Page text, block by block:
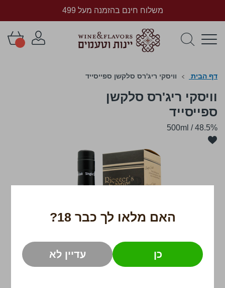
האם מלאו לך כבר 18?
כן עדיין לא
משלוח חינם בהזמנה מעל 499
דף הבית וויסקי ריג'רס סלקשן ספייסייד
וויסקי ריג'רס סלקשן
ספייסייד
500ml /48.5%
לדלג
לסוף